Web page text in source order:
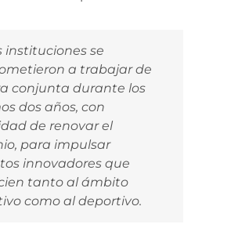
instituciones se
a trabajar de
conjunta durante los
dos años, con
de renovar el
para impulsar
innovadores que
tanto al ámbito
como al deportivo.